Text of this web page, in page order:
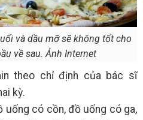
và dầu mỡ sẽ không tốt cho
về sau. Ảnh Internet
theo chỉ định của bác sĩ
kỳ.
uống có cồn, đồ uống có ga,